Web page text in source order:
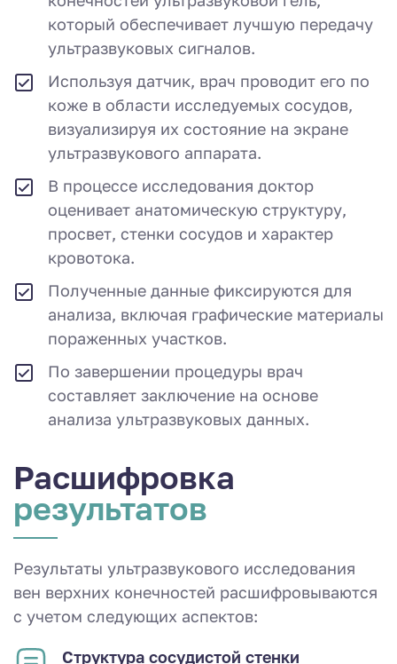
который обеспечивает лучшую передачу
ультразвуковых сигналов.
Используя датчик, врач проводит его по
коже в области исследуемых сосудов,
визуализируя их состояние на экране
ультразвукового аппарата.
В процессе исследования доктор
оценивает анатомическую структуру,
просвет, стенки сосудов и характер
кровотока.
Полученные данные фиксируются для
анализа, включая графические материалы
пораженных участков.
По завершении процедуры врач
составляет заключение на основе
анализа ультразвуковых данных.
Расшифровка
результатов
Результаты ультразвукового исследования
вен верхних конечностей расшифровываются
с учетом следующих аспектов:
Структура сосудистой стенки